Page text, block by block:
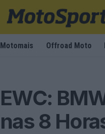
Motomais Offroad Moto
EWC:
nas 8